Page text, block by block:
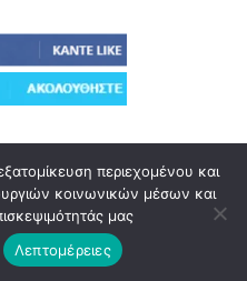
περιεχομένου και
κοινωνικών μέσων και
μας
Λεπτομέρειες